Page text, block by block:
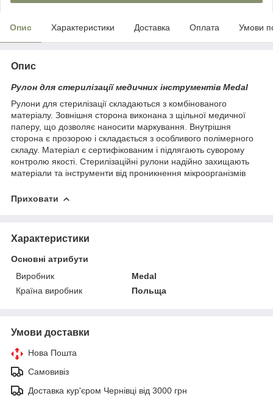
Опис Характеристики Доставка Оплата Умови
Опис
Рулон для стерилізації медичних інструментів Medal
Рулони для стерилізації складаються з комбінованого
матеріалу. Зовнішня сторона виконана з щільної медичної
паперу, що дозволяє наносити маркування. Внутрішня
сторона є прозорою і складається з особливого полімерного
складу. Матеріал є сертифікованим і підлягають суворому
контролю якості. Стерилізаційні рулони надійно захищають
матеріали та інструменти від проникнення мікроорганізмів
Приховати
Характеристики
Основні атрибути
Виробник
Medal
Країна виробник
Польща
Умови доставки
Нова Пошта
Самовивіз
Доставка кур'єром Чернівці від 3000 грн